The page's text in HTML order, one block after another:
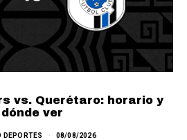
vs. Querétaro: horario y
dónde ver
DEPORTES 08/08/2026